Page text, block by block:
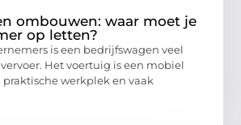
ombouwen: waar moet je
op letten?
is een bedrijfswagen veel
Het voertuig is een mobiel
werkplek en vaak